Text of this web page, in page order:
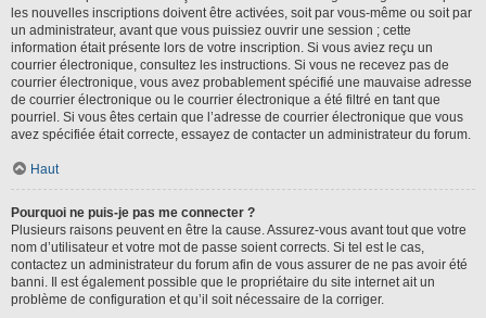
les nouvelles inscriptions doivent être activées, soit par vous-même ou soit par
un administrateur, avant que vous puissiez ouvrir une session ; cette
information était présente lors de votre inscription. Si vous aviez reçu un
courrier électronique, consultez les instructions. Si vous ne recevez pas de
courrier électronique, vous avez probablement spécifié une mauvaise adresse
de courrier électronique ou le courrier électronique a été filtré en tant que
pourriel. Si vous êtes certain que l’adresse de courrier électronique que vous
avez spécifiée était correcte, essayez de contacter un administrateur du forum.
Haut
Pourquoi ne puis-je pas me connecter ?
Plusieurs raisons peuvent en être la cause. Assurez-vous avant tout que votre
nom d’utilisateur et votre mot de passe soient corrects. Si tel est le cas,
contactez un administrateur du forum afin de vous assurer de ne pas avoir été
banni. Il est également possible que le propriétaire du site internet ait un
problème de configuration et qu’il soit nécessaire de la corriger.